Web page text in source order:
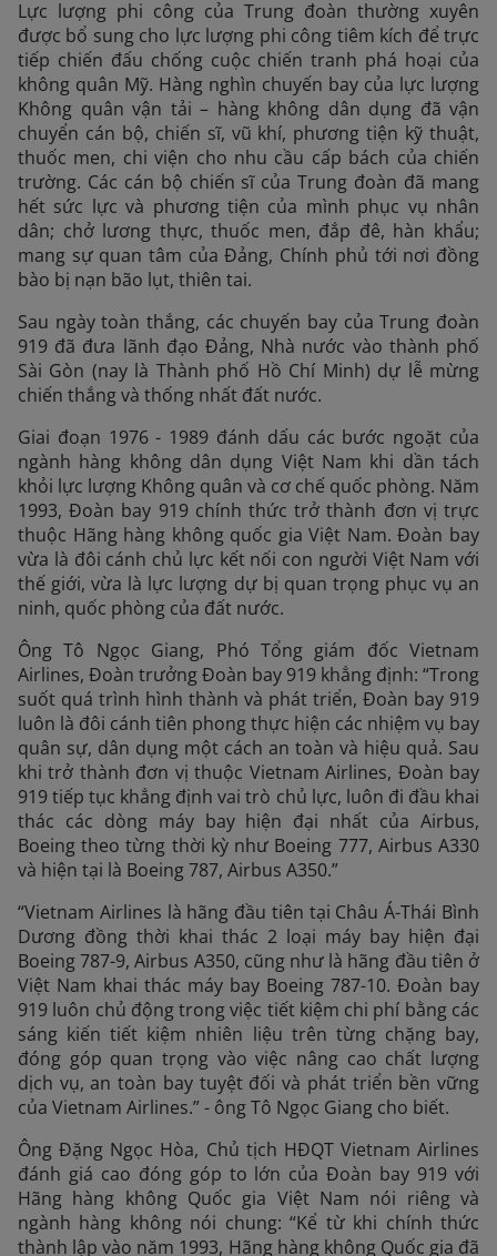
Lực lượng phi công của Trung đoàn thường xuyên
được bổ sung cho lực lượng phi công tiêm kích để trực
tiếp chiến đấu chống cuộc chiến tranh phá hoại của
không quân Mỹ. Hàng nghìn chuyến bay của lực lượng
Không quân vận tải – hàng không dân dụng đã vận
chuyển cán bộ, chiến sĩ, vũ khí, phương tiện kỹ thuật,
thuốc men, chi viện cho nhu cầu cấp bách của chiến
trường. Các cán bộ chiến sĩ của Trung đoàn đã mang
hết sức lực và phương tiện của mình phục vụ nhân
dân; chở lương thực, thuốc men, đắp đê, hàn khẩu;
mang sự quan tâm của Đảng, Chính phủ tới nơi đồng
bào bị nạn bão lụt, thiên tai.
Sau ngày toàn thắng, các chuyến bay của Trung đoàn
919 đã đưa lãnh đạo Đảng, Nhà nước vào thành phố
Sài Gòn (nay là Thành phố Hồ Chí Minh) dự lễ mừng
chiến thắng và thống nhất đất nước.
Giai đoạn 1976 - 1989 đánh dấu các bước ngoặt của
ngành hàng không dân dụng Việt Nam khi dần tách
khỏi lực lượng Không quân và cơ chế quốc phòng. Năm
1993, Đoàn bay 919 chính thức trở thành đơn vị trực
thuộc Hãng hàng không quốc gia Việt Nam. Đoàn bay
vừa là đôi cánh chủ lực kết nối con người Việt Nam với
thế giới, vừa là lực lượng dự bị quan trọng phục vụ an
ninh, quốc phòng của đất nước.
Ông Tô Ngọc Giang, Phó Tổng giám đốc Vietnam
Airlines, Đoàn trưởng Đoàn bay 919 khẳng định: “Trong
suốt quá trình hình thành và phát triển, Đoàn bay 919
luôn là đôi cánh tiên phong thực hiện các nhiệm vụ bay
quân sự, dân dụng một cách an toàn và hiệu quả. Sau
khi trở thành đơn vị thuộc Vietnam Airlines, Đoàn bay
919 tiếp tục khẳng định vai trò chủ lực, luôn đi đầu khai
thác các dòng máy bay hiện đại nhất của Airbus,
Boeing theo từng thời kỳ như Boeing 777, Airbus A330
và hiện tại là Boeing 787, Airbus A350.”
“Vietnam Airlines là hãng đầu tiên tại Châu Á-Thái Bình
Dương đồng thời khai thác 2 loại máy bay hiện đại
Boeing 787-9, Airbus A350, cũng như là hãng đầu tiên ở
Việt Nam khai thác máy bay Boeing 787-10. Đoàn bay
919 luôn chủ động trong việc tiết kiệm chi phí bằng các
sáng kiến tiết kiệm nhiên liệu trên từng chặng bay,
đóng góp quan trọng vào việc nâng cao chất lượng
dịch vụ, an toàn bay tuyệt đối và phát triển bền vững
của Vietnam Airlines.” - ông Tô Ngọc Giang cho biết.
Ông Đặng Ngọc Hòa, Chủ tịch HĐQT Vietnam Airlines
đánh giá cao đóng góp to lớn của Đoàn bay 919 với
Hãng hàng không Quốc gia Việt Nam nói riêng và
ngành hàng không nói chung: “Kể từ khi chính thức
thành lập vào năm 1993, Hãng hàng không Quốc gia đã